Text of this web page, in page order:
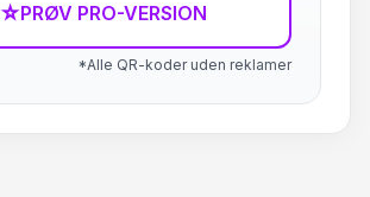
☆PRØV PRO-VERSION
*Alle QR-koder uden reklamer